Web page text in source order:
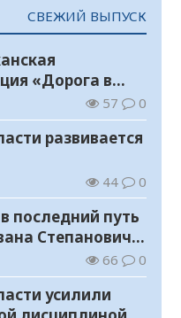
СВЕЖИЙ ВЫПУСК
«Дорога в
57 0
развивается
44 0
последний путь
Степановича
66 0
усилили